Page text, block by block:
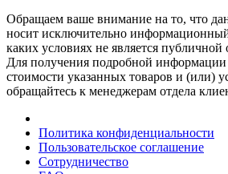
Обращаем ваше внимание на то, что
носит исключительно
каких условиях не является публичной
Для получения подробной
стоимости указанных товаров и (или)
обращайтесь к менеджерам отдела
Политика конфиденциальности
Пользовательское соглашение
Сотрудничество